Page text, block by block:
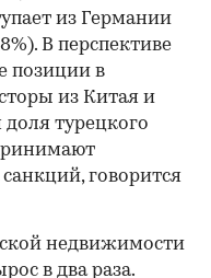
из Германии
В перспективе
позиции в
из Китая и
турецкого
говорится
недвижимости
в два раза.